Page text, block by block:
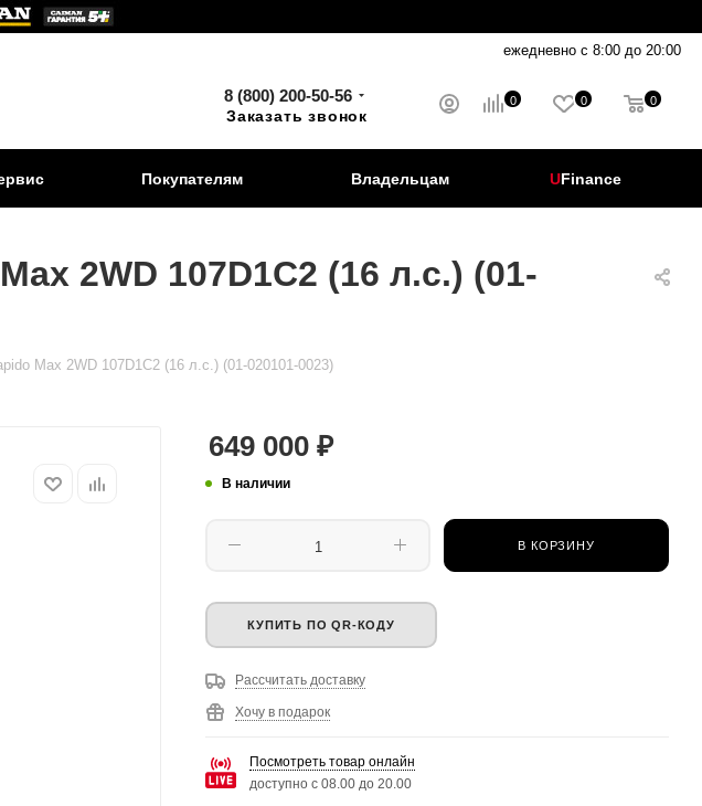
ежедневно с 8:00 до 20:00
0 0 0
8 (800) 200-50-56
Заказать звонок
Покупателям Владельцам UFinance
2WD 107D1C2 (16 л.с.) (01-
Max 2WD 107D1C2 (16 л.с.) (01-020101-0023)
649 000 ₽
В наличии
В КОРЗИНУ
КУПИТЬ ПО QR-КОДУ
Рассчитать доставку
Хочу в подарок
Посмотреть товар онлайн
доступно с 08.00 до 20.00